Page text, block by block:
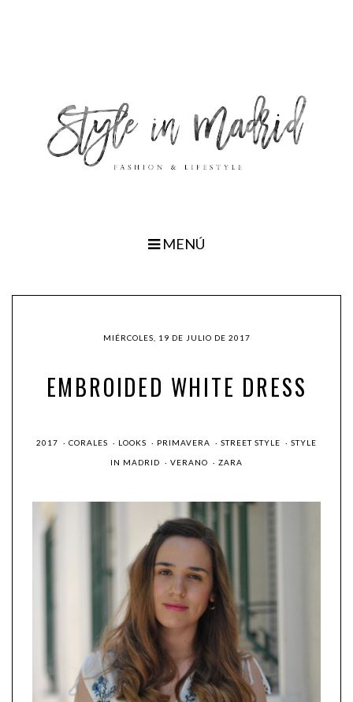
MENÚ
MIÉRCOLES, 19 DE JULIO DE 2017
EMBROIDED WHITE DRESS
2017 · CORALES · LOOKS · PRIMAVERA · STREET STYLE · STYLE
IN MADRID · VERANO · ZARA